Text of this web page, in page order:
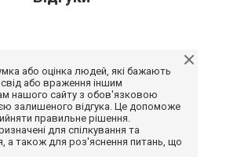
або оцінка людей, які бажають
або враження іншим
нашого сайту з обов'язковою
залишеного відгука. Це допоможе
правильне рішення.
для спілкування та
а також для роз'яснення питань, що